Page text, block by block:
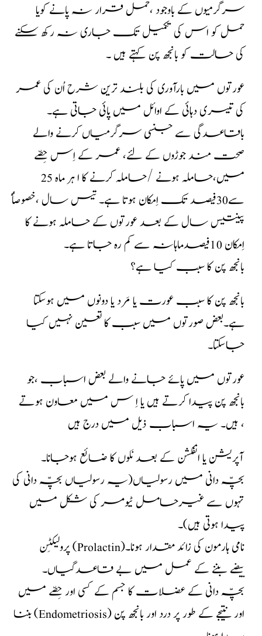
سرگرمیوں کے باوجود ،حمل قرار نہ پانے کویا
حمل کو اس کی تکمیل تک جاری نہ رکھ سکنے
کی حالت کو بانجھ پن کہتے ہیں ۔
عورتوں میں بارآوری کی بلند ترین شرح اُن کی عمر
کی تیسری دہائی کے اوائل میں پائی جاتی ہے۔
باقاعدگی سے جنسی سرگرمیاں کرنے والے
صحت مند جوڑوں کے لئے، عمر کے اِس حِصّے
میں،حاملہ ہونے /حاملہ کرنے کا ا ہر ماہ 25
سے30فیصد تک اِمکان ہوتا ہے۔ تیس سال ،خصوصأٔ
پینتیس سال کے بعد عورتوں کے حاملہ ہونے کا
اِمکان 10فیصدماہانہ سے کم رہ جاتا ہے۔
بانجھ پن کا سبب کیا ہے؟
بانجھ پن کا سبب عورت یا مَرد یا دونوں میں ہوسکتا
ہے۔بعض صورتوں میں سبب کا تعین نہیں کیا
جاسکتا۔
عورتوں میں پائے جانے والے بعض اسباب ،جو
بانجھ پن پیدا کرتے ہیں یا اِ س میں معاون ہوتے
ہیں۔ یہ اسباب ذیل میں درج ہیں ،
آپریشن یا انفکشن کے بعد نَلوں کا ضائع ہوجانا۔
بچّہ دانی میں رسولیاں(یہ رسولیاں بچّہ دانی کی
تہوں سے غیرحامل ٹیومر کی شکل میں
پیدا ہوتی ہیں)۔
پرولیکٹِن (Prolactin)نامی ہارمون کی زائد مقدار ہونا۔
بیضے بننے کے عمل میں بے قاعدگیاں۔
بچّہ دانی کے عضلات کا جسم کے کسی اور حِصّے میں
بننا (Endometriosis) اور نتیجے کے طور پر درد اور بانجھ پن